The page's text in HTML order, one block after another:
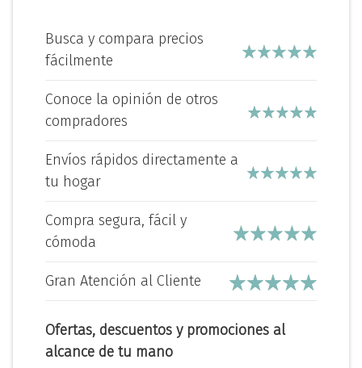
Busca y compara precios
fácilmente
Conoce la opinión de otros
compradores
Envíos rápidos directamente a
tu hogar
Compra segura, fácil y
cómoda
Gran Atención al Cliente
Ofertas, descuentos y promociones al
alcance de tu mano